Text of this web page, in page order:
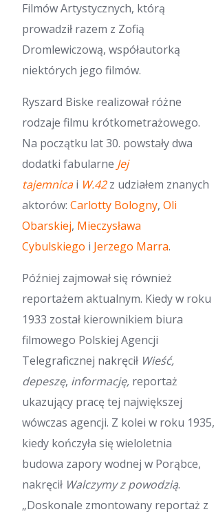
Filmów Artystycznych, którą
prowadził razem z Zofią
Dromlewiczową, współautorką
niektórych jego filmów.
Ryszard Biske realizował różne
rodzaje filmu krótkometrażowego.
Na początku lat 30. powstały dwa
dodatki fabularne Jej
tajemnicai W.42z udziałem znanych
aktorów: Carlotty Bologny, Oli
Obarskiej, Mieczysława
Cybulskiego i Jerzego Marra.
Później zajmował się również
reportażem aktualnym. Kiedy w roku
1933 został kierownikiem biura
filmowego Polskiej Agencji
Telegraficznej nakręcił Wieść,
depeszę, informację, reportaż
ukazujący pracę tej największej
wówczas agencji. Z kolei w roku 1935,
kiedy kończyła się wieloletnia
budowa zapory wodnej w Porąbce,
nakręcił Walczymy z powodzią.
„Doskonale zmontowany reportaż z